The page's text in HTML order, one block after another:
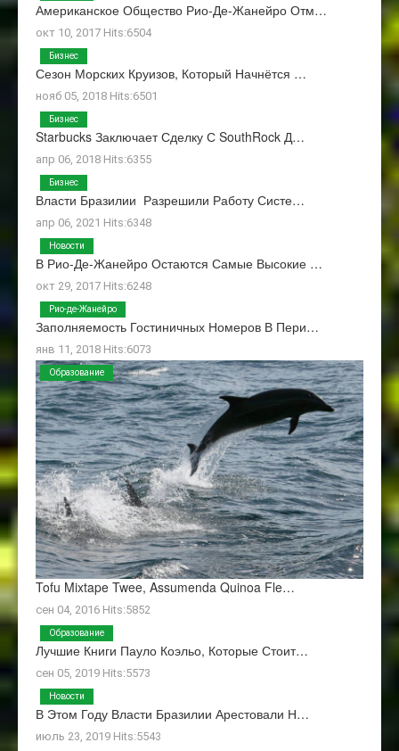
Американское Общество Рио-Де-Жанейро Отм…
окт 10, 2017 Hits:6504
Сезон Морских Круизов, Который Начнётся …
нояб 05, 2018 Hits:6501
Бизнес
Starbucks Заключает Сделку С SouthRock Д…
апр 06, 2018 Hits:6355
Бизнес
Власти Бразилии Разрешили Работу Систе…
апр 06, 2021 Hits:6348
Бизнес
В Рио-Де-Жанейро Остаются Самые Высокие …
окт 29, 2017 Hits:6248
Новости
Заполняемость Гостиничных Номеров В Пери…
янв 11, 2018 Hits:6073
Рио-де-Жанейро
Tofu Mixtape Twee, Assumenda Quinoa Fle…
сен 04, 2016 Hits:5852
Образование
Лучшие Книги Пауло Коэльо, Которые Стоит…
сен 05, 2019 Hits:5573
Образование
В Этом Году Власти Бразилии Арестовали Н…
июль 23, 2019 Hits:5543
Новости